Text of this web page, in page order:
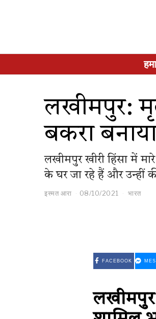
लखीमपुर:
बकरा
लखीमपुर खीरी हिंसा में
के घर जा रहे हैं और उन्हीं
इस्मत आरा 08/10/2021 भारत
FACEBOOK
लखीमपुर